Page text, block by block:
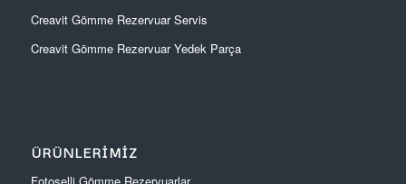
Creavit Gömme Rezervuar Servis
Creavit Gömme Rezervuar Yedek Parça
ÜRÜNLERIMIZ